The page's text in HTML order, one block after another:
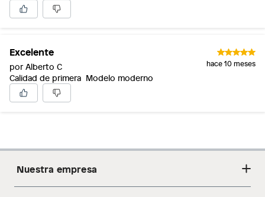
Excelente
por Alberto C hace 10 meses
Calidad de primera Modelo moderno
Nuestra empresa